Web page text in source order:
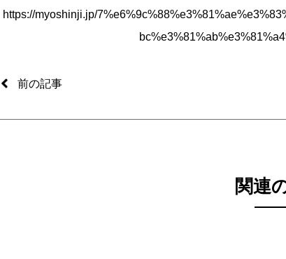
https://myoshinji.jp/
前の記事
関連